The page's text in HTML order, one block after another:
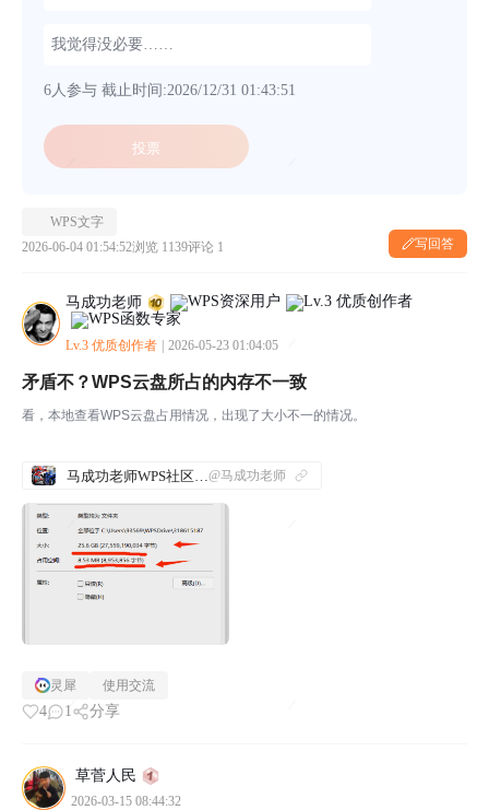
我觉得没必要……
6人参与 截止时间:2026/12/31 01:43:51
投票
WPS文字
2026-06-04 01:54:52浏览 1139评论 1 写回答
马成功老师
Lv.3 优质创作者 2026-05-23 01:04:05
矛盾不？WPS云盘所占的内存不一致
看，本地查看WPS云盘占用情况，出现了大小不一的情况。
@马成功老师
灵犀 使用交流
4 1 分享
草菅人民
2026-03-15 08:44:32